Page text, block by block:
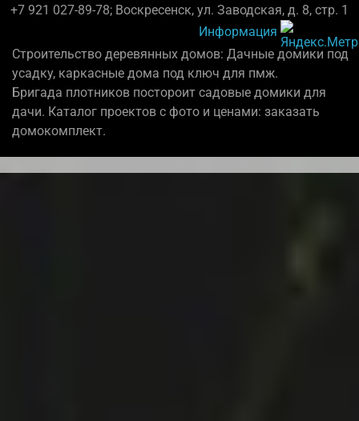
+7 921 027-89-78; Воскресенск, ул. Заводская, д. 8, стр. 1
Информация
Строительство деревянных домов: Дачные домики под
усадку, каркасные дома под ключ для пмж.
Бригада плотников постороит садовые домики для
дачи. Каталог проектов с фото и ценами: заказать
домокомплект.